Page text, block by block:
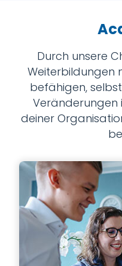
Durch unsere
Weiterbildungen
befähigen,
Veränderungen
deiner